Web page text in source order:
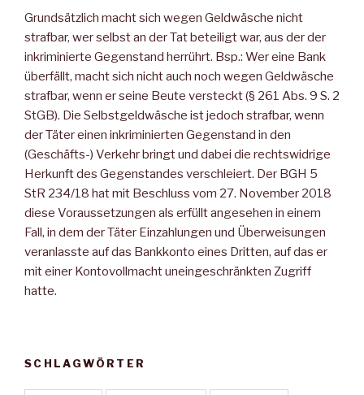
Grundsätzlich macht sich wegen Geldwäsche nicht
strafbar, wer selbst an der Tat beteiligt war, aus der der
inkriminierte Gegenstand herrührt. Bsp.: Wer eine Bank
überfällt, macht sich nicht auch noch wegen Geldwäsche
strafbar, wenn er seine Beute versteckt (§ 261 Abs. 9 S. 2
StGB). Die Selbstgeldwäsche ist jedoch strafbar, wenn
der Täter einen inkriminierten Gegenstand in den
(Geschäfts-) Verkehr bringt und dabei die rechtswidrige
Herkunft des Gegenstandes verschleiert. Der BGH 5
StR 234/18 hat mit Beschluss vom 27. November 2018
diese Voraussetzungen als erfüllt angesehen in einem
Fall, in dem der Täter Einzahlungen und Überweisungen
veranlasste auf das Bankkonto eines Dritten, auf das er
mit einer Kontovollmacht uneingeschränkten Zugriff
hatte.
SCHLAGWÖRTER